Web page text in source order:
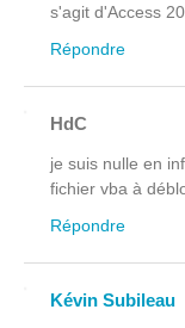
s'agit d'Access
Répondre
HdC
je suis nulle en
fichier vba à
Répondre
Kévin Subileau